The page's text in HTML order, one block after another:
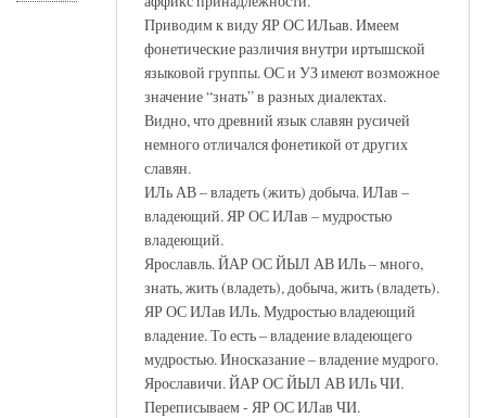
Приводим к виду ЯР ОС ИЛьав. Имеем
фонетические различия внутри иртышской
языковой группы. ОС и УЗ имеют возможное
значение “знать” в разных диалектах.
Видно, что древний язык славян русичей
немного отличался фонетикой от других
славян.
ИЛь АВ – владеть (жить) добыча. ИЛав –
владеющий. ЯР ОС ИЛав – мудростью
владеющий.
Ярославль. ЙАР ОС ЙЫЛ АВ ИЛь – много,
знать, жить (владеть), добыча, жить (владеть).
ЯР ОС ИЛав ИЛь. Мудростью владеющий
владение. То есть – владение владеющего
мудростью. Иносказание – владение мудрого.
Ярославичи. ЙАР ОС ЙЫЛ АВ ИЛь ЧИ.
Переписываем - ЯР ОС ИЛав ЧИ.